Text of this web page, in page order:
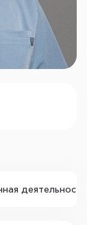
деятельность